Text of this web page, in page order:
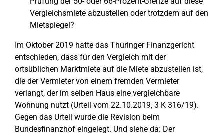
Vergleichsmiete abzustellen oder trotzdem auf den
Mietspiegel?
Im Oktober 2019 hatte das Thüringer Finanzgericht
entschieden, dass für den Vergleich mit der
ortsüblichen Marktmiete auf die Miete abzustellen ist,
die der Vermieter von einem fremden Vermieter
verlangt, der im selben Haus eine vergleichbare
Wohnung nutzt (Urteil vom 22.10.2019, 3 K 316/19).
Gegen das Urteil wurde die Revision beim
Bundesfinanzhof eingelegt. Und siehe da: Der